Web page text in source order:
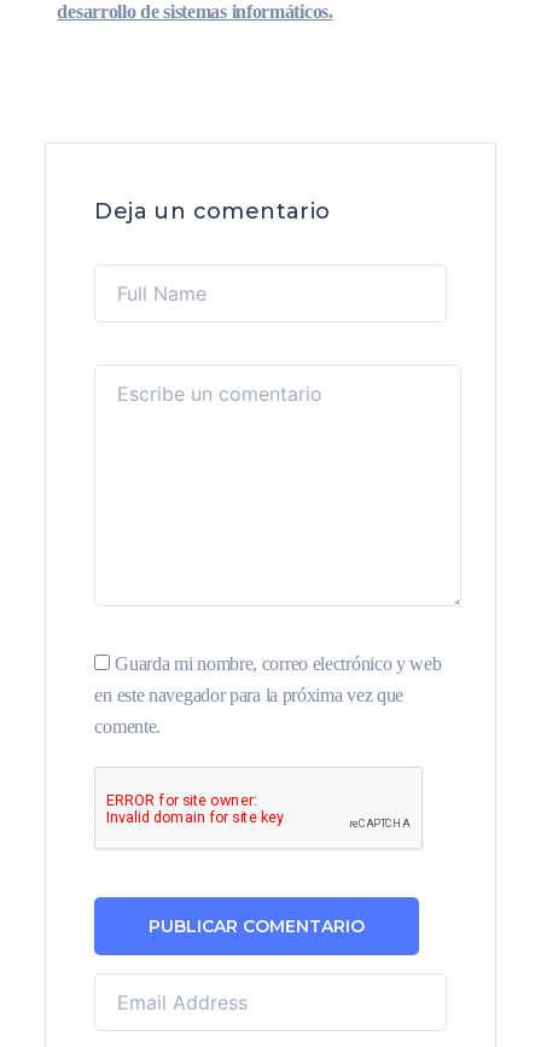
desarrollo de sistemas informáticos.
Deja un comentario
Guarda mi nombre, correo electrónico y web
en este navegador para la próxima vez que
comente.